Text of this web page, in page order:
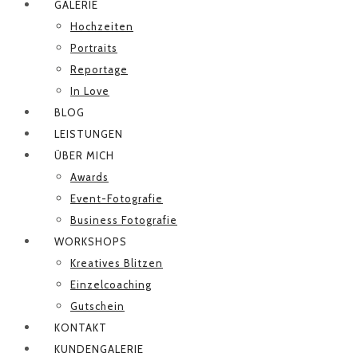
GALERIE
Hochzeiten
Portraits
Reportage
In Love
BLOG
LEISTUNGEN
ÜBER MICH
Awards
Event-Fotografie
Business Fotografie
WORKSHOPS
Kreatives Blitzen
Einzelcoaching
Gutschein
KONTAKT
KUNDENGALERIE